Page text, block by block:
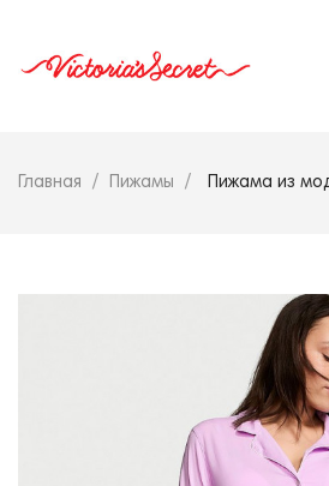
Главная Пижамы Пижама из